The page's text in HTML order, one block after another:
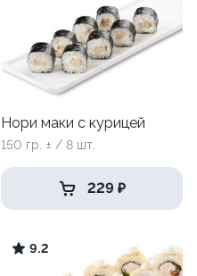
Нори маки с курицей
150 гр. ± / 8 шт.
229 ₽
9.2